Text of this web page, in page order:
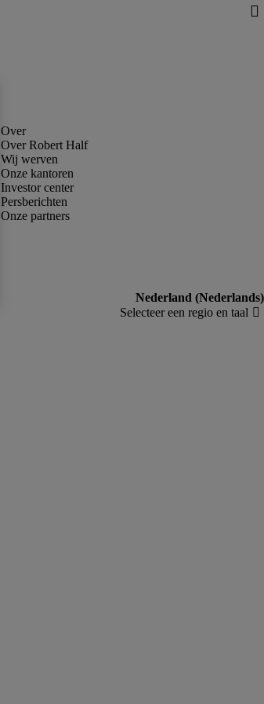
Over Robert Half
Wij werven
Onze kantoren
Investor center
Persberichten
Onze partners